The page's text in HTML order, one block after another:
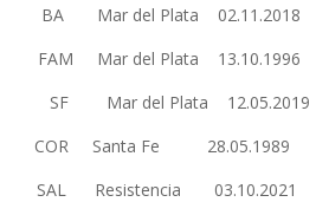
Mar del Plata 02.11.2018
del Plata 13.10.1996
SF Mar del Plata 12.05.2019
Santa Fe 28.05.1989
Resistencia 03.10.2021